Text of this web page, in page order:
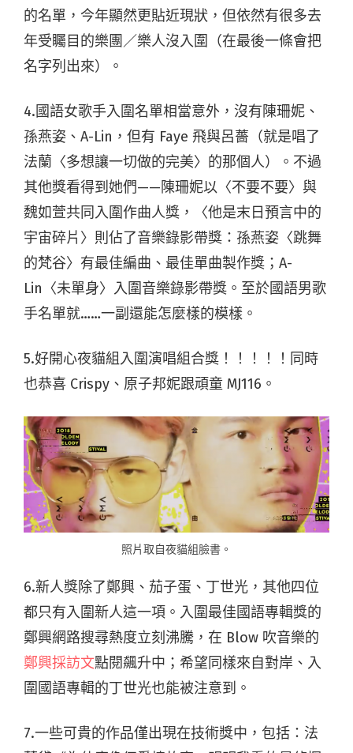
的名單，今年顯然更貼近現狀，但依然有很多去
年受矚目的樂團／樂人沒入圍（在最後一條會把
名字列出來）。
4.國語女歌手入圍名單相當意外，沒有陳珊妮、
孫燕姿、A-Lin，但有 Faye 飛與呂薔（就是唱了
法蘭〈多想讓一切做的完美〉的那個人）。不過
其他獎看得到她們——陳珊妮以〈不要不要〉與
魏如萱共同入圍作曲人獎，〈他是末日預言中的
宇宙碎片〉則佔了音樂錄影帶獎：孫燕姿〈跳舞
的梵谷〉有最佳編曲、最佳單曲製作獎；A-
Lin〈未單身〉入圍音樂錄影帶獎。至於國語男歌
手名單就……一副還能怎麼樣的模樣。
5.好開心夜貓組入圍演唱組合獎！！！！！同時
也恭喜 Crispy、原子邦妮跟頑童 MJ116。
照片取自夜貓組臉書。
6.新人獎除了鄭興、茄子蛋、丁世光，其他四位
都只有入圍新人這一項。入圍最佳國語專輯獎的
鄭興網路搜尋熱度立刻沸騰，在 Blow 吹音樂的
鄭興採訪文點閱飆升中；希望同樣來自對岸、入
圍國語專輯的丁世光也能被注意到。
7.一些可貴的作品僅出現在技術獎中，包括：法